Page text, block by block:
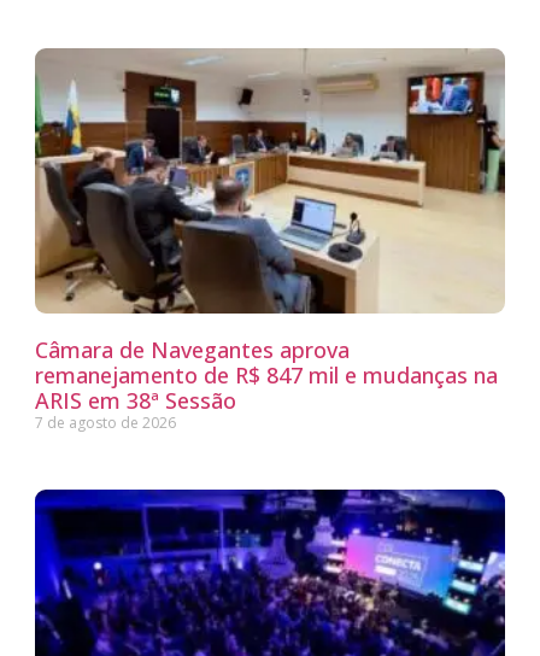
Câmara de Navegantes aprova
remanejamento de R$ 847 mil e mudanças na
ARIS em 38ª Sessão
7 de agosto de 2026